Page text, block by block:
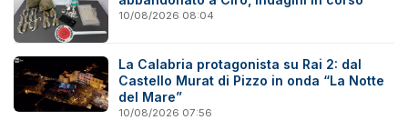
10/08/2026 08:04
La Calabria protagonista su Rai 2: dal
Castello Murat di Pizzo in onda “La Notte
del Mare”
10/08/2026 07:56